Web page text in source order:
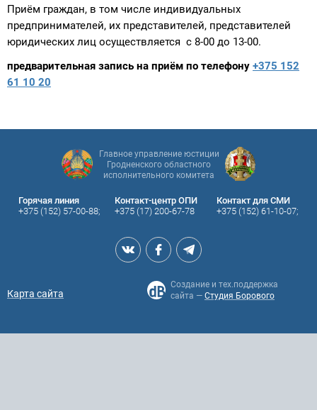
Приём граждан, в том числе индивидуальных
предпринимателей, их представителей, представителей
юридических лиц осуществляется с 8-00 до 13-00.
предварительная запись на приём по телефону +375 152
61 10 20
Главное управление юстиции
Гродненского областного
исполнительного комитета
Горячая линия
+375 (152) 57-00-88;
Контакт-центр ОПИ
+375 (17) 200-67-78
Контакт для СМИ
+375 (152) 61-10-07;
Карта сайта
Создание и тех.поддержка
сайта — Студия Борового